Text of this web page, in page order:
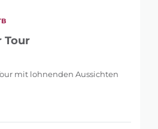
Tour
mit lohnenden Aussichten